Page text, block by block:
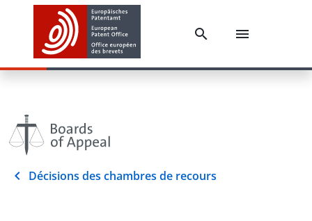
Décisions des chambres de recours